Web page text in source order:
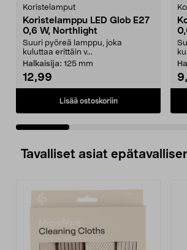
Koristelamput
Koristelamppu LED Glob E27
0,6 W, Northlight
Suuri pyöreä lamppu, joka
kuluttaa erittäin v...
Halkaisija: 125 mm
12,99
Lisää ostoskoriin
Tavalliset asiat